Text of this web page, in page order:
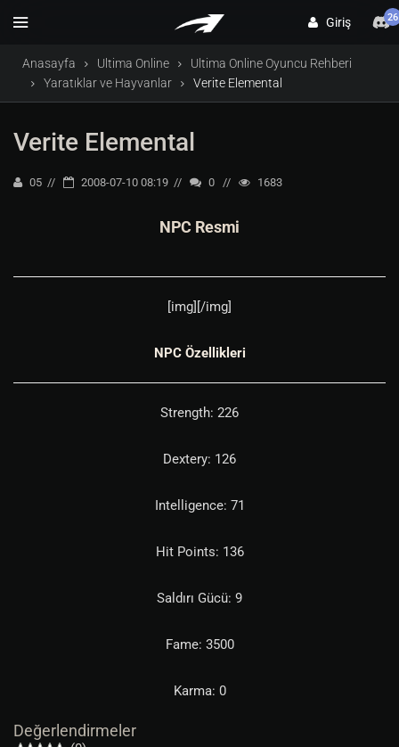
Giriş 26
Anasayfa Ultima Online
Ultima Online Oyuncu Rehberi
Yaratıklar ve Hayvanlar
Verite Elemental
Verite Elemental
05 2008-07-10 08:19 0 1683
NPC Resmi
[img][/img]
NPC Özellikleri
Strength: 226
Dextery: 126
Intelligence: 71
Hit Points: 136
Saldırı Gücü: 9
Fame: 3500
Karma: 0
Değerlendirmeler